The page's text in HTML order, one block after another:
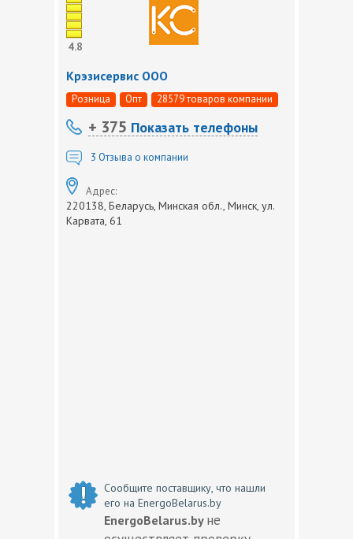
4.8
Крэзисервис ООО
Розница Опт 28579 товаров компании
+ 375 Показать телефоны
3 Отзыва о компании
Адрес:
220138, Беларусь, Минская обл., Минск, ул.
Карвата, 61
Сообщите поставщику, что нашли
его на EnergoBelarus.by
EnergoBelarus.by не